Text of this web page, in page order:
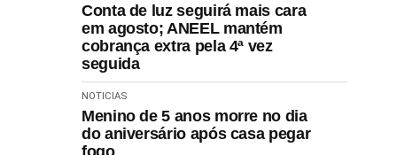
Conta de luz seguirá mais cara
em agosto; ANEEL mantém
cobrança extra pela 4ª vez
seguida
NOTICIAS
Menino de 5 anos morre no dia
do aniversário após casa pegar
fogo